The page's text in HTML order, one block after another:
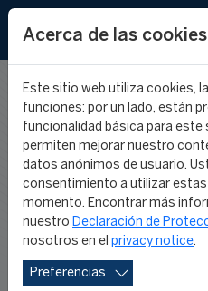
EQUIPO
Acerca de las cookies
Este sitio web utiliza cookies,
funciones: por un lado, están
funcionalidad básica para este
permiten mejorar nuestro
datos anónimos de usuario.
consentimiento a utilizar estas
momento. Encontrar más
nuestro Declaración de
nosotros en el privacy notice.
Preferencias